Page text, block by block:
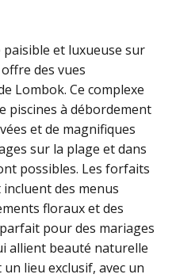
paisible et luxueuse sur
des vues
Lombok. Ce complexe
piscines à débordement
et de magnifiques
sur la plage et dans
possibles. Les forfaits
incluent des menus
floraux et des
pour des mariages
allient beauté naturelle
lieu exclusif, avec un